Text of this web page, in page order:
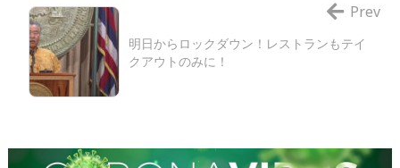
明日からロックダウン！レストランもテイ
クアウトのみに！
Prev